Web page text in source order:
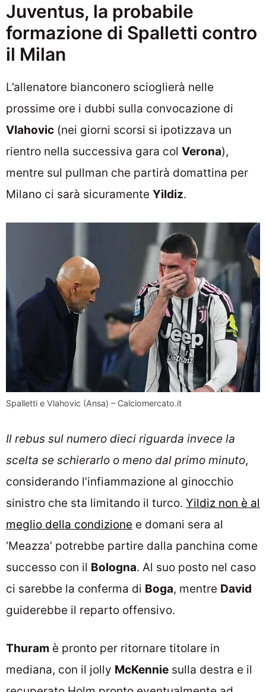
Juventus, la probabile
formazione di Spalletti contro
il Milan
L’allenatore bianconero scioglierà nelle
prossime ore i dubbi sulla convocazione di
Vlahovic (nei giorni scorsi si ipotizzava un
rientro nella successiva gara col Verona),
mentre sul pullman che partirà domattina per
Milano ci sarà sicuramente Yildiz.
Spalletti e Vlahovic (Ansa) – Calciomercato.it
Il rebus sul numero dieci riguarda invece la
scelta se schierarlo o meno dal primo minuto,
considerando l’infiammazione al ginocchio
sinistro che sta limitando il turco. Yildiz non è al
meglio della condizione e domani sera al
‘Meazza’ potrebbe partire dalla panchina come
successo con il Bologna. Al suo posto nel caso
ci sarebbe la conferma di Boga, mentre David
guiderebbe il reparto offensivo.
Thuram è pronto per ritornare titolare in
mediana, con il jolly McKennie sulla destra e il